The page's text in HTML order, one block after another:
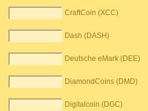
CraftCoin (XCC)
Dash (DASH)
Deutsche eMark (DEE)
DiamondCoins (DMD)
Digitalcoin (DGC)